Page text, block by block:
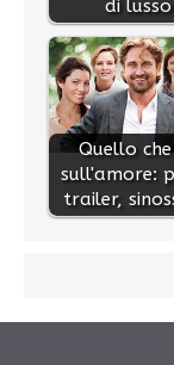
di lusso
Quello
sull'amore:
trailer,